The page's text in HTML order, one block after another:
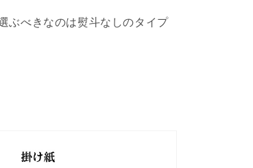
ぶべきなのは熨斗なしのタイプ